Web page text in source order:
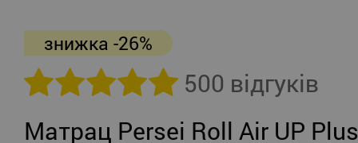
знижка -26%
500 відгуків
Матрац Persei Roll Air UP